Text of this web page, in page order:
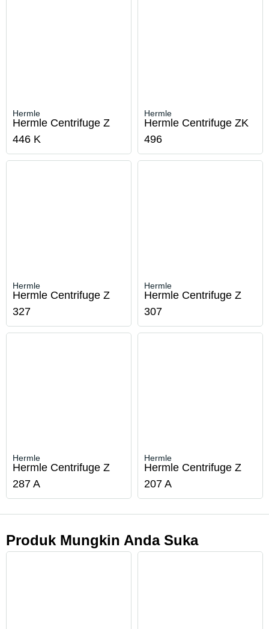
Hermle
Hermle Centrifuge Z
446 K
Hermle
Hermle Centrifuge ZK
496
Hermle
Hermle Centrifuge Z
327
Hermle
Hermle Centrifuge Z
307
Hermle
Hermle Centrifuge Z
287 A
Hermle
Hermle Centrifuge Z
207 A
Produk Mungkin Anda Suka